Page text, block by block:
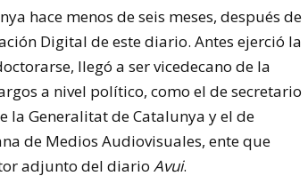
hace menos de seis meses, después de
Digital de este diario. Antes ejerció la
llegó a ser vicedecano de la
a nivel político, como el de secretario
la Generalitat de Catalunya y el de
de Medios Audiovisuales, ente que
adjunto del diario Avui.